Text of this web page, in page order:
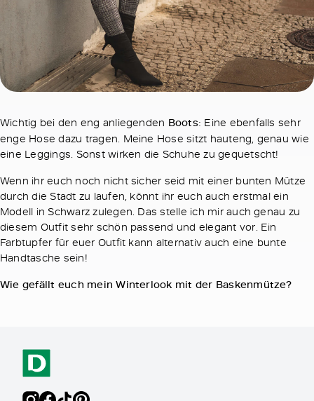
Wichtig bei den eng anliegenden Boots: Eine ebenfalls sehr
enge Hose dazu tragen. Meine Hose sitzt hauteng, genau wie
eine Leggings. Sonst wirken die Schuhe zu gequetscht!
Wenn ihr euch noch nicht sicher seid mit einer bunten Mütze
durch die Stadt zu laufen, könnt ihr euch auch erstmal ein
Modell in Schwarz zulegen. Das stelle ich mir auch genau zu
diesem Outfit sehr schön passend und elegant vor. Ein
Farbtupfer für euer Outfit kann alternativ auch eine bunte
Handtasche sein!
Wie gefällt euch mein Winterlook mit der Baskenmütze?